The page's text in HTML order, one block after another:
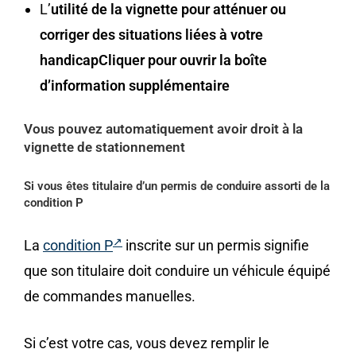
L’utilité de la vignette pour atténuer ou
corriger des situations liées à votre
handicapCliquer pour ouvrir la boîte
d’information supplémentaire
Vous pouvez automatiquement avoir droit à la
vignette de stationnement
Si vous êtes titulaire d’un permis de conduire assorti de la
condition P
La condition P
inscrite sur un permis signifie
que son titulaire doit conduire un véhicule équipé
de commandes manuelles.
Si c’est votre cas, vous devez remplir le